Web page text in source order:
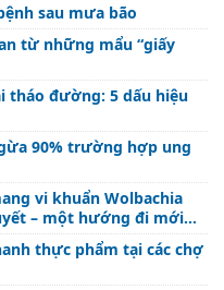
sau mưa bão
từ những mẩu “giấy
tháo đường: 5 dấu hiệu
90% trường hợp ung
vi khuẩn Wolbachia
– một hướng đi mới
thực phẩm tại các chợ